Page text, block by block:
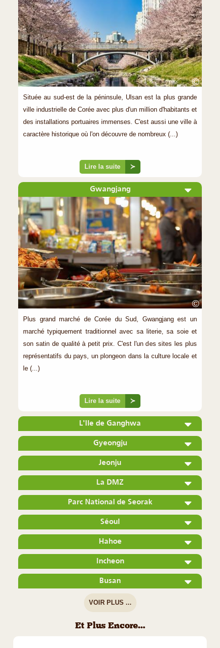
©
Située au sud-est de la péninsule, Ulsan est la plus grande
ville industrielle de Corée avec plus d'un million d'habitants et
des installations portuaires immenses. C'est aussi une ville à
caractère historique où l'on découvre de nombreux (...)
Lire la suite ≻
Gwangjang
©
Plus grand marché de Corée du Sud, Gwangjang est un
marché typiquement traditionnel avec sa literie, sa soie et
son satin de qualité à petit prix. C'est l'un des sites les plus
représentatifs du pays, un plongeon dans la culture locale et
le (...)
Lire la suite ≻
L'Ile de Ganghwa
Gyeongju
Jeonju
La DMZ
Parc National de Seorak
Séoul
Hahoe
Incheon
Busan
VOIR PLUS ...
Et Plus Encore...